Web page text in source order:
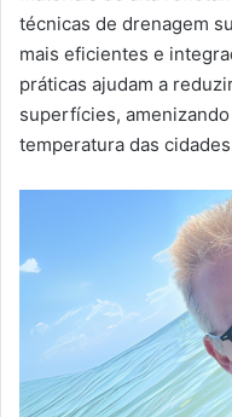
técnicas de drenagem
mais eficientes e
práticas ajudam a
superfícies,
temperatura das